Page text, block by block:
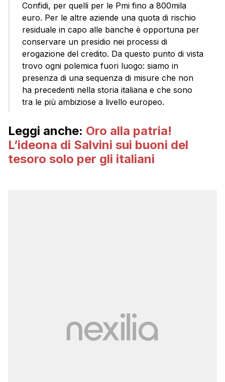
Confidi, per quelli per le Pmi fino a 800mila
euro. Per le altre aziende una quota di rischio
residuale in capo alle banche è opportuna per
conservare un presidio nei processi di
erogazione del credito. Da questo punto di vista
trovo ogni polemica fuori luogo: siamo in
presenza di una sequenza di misure che non
ha precedenti nella storia italiana e che sono
tra le più ambiziose a livello europeo.
Leggi anche: Oro alla patria!
L’ideona di Salvini sui buoni del
tesoro solo per gli italiani